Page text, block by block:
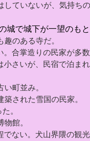
していないが、気持ち
城で城下が一望のも
趣のある寺だ。
。合掌造りの民家が多
小さいが、民宿で泊ま
町並み。
築された雪国の民家。
。
物館。
でない。犬山界隈の観